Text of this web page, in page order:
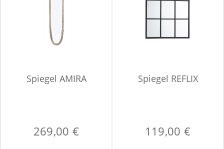
Spiegel AMIRA
269,00 €
Spiegel REFLIX
119,00 €